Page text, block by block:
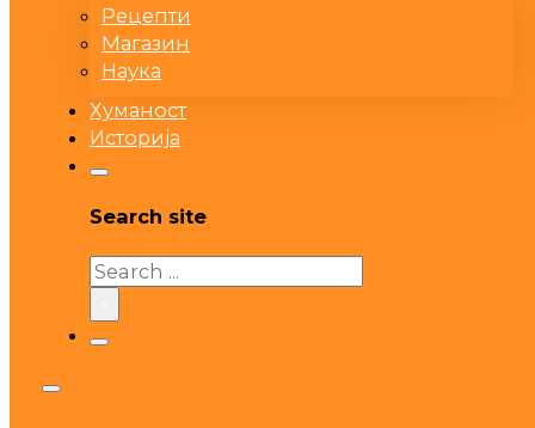
Рецепти
Магазин
Наука
Хуманост
Историја
Search site
Search